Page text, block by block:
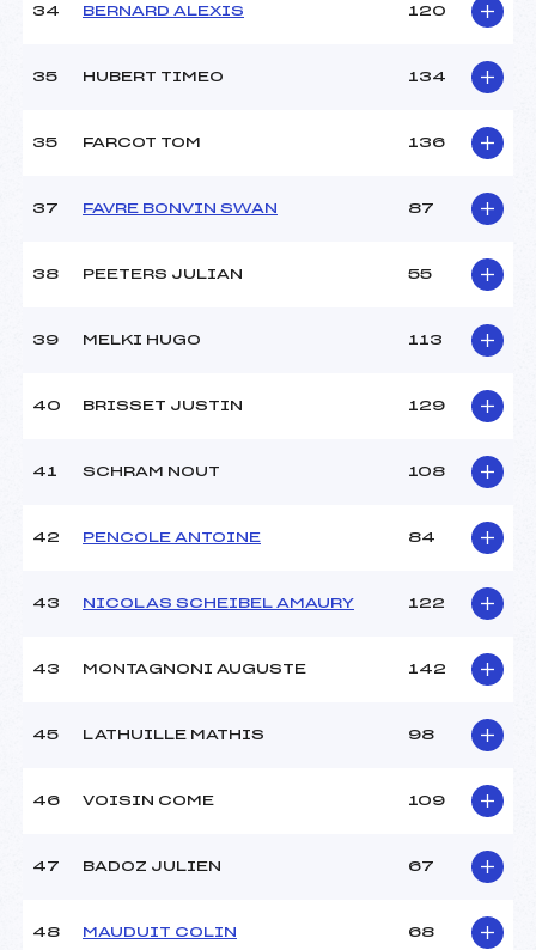
34 BERNARD ALEXIS 120
35 HUBERT TIMEO 134
35 FARCOT TOM 136
37 FAVRE BONVIN SWAN 87
38 PEETERS JULIAN 55
39 MELKI HUGO 113
40 BRISSET JUSTIN 129
41 SCHRAM NOUT 108
42 PENCOLE ANTOINE 84
43 NICOLAS SCHEIBEL AMAURY 122
43 MONTAGNONI AUGUSTE 142
45 LATHUILLE MATHIS 98
46 VOISIN COME 109
47 BADOZ JULIEN 67
48 MAUDUIT COLIN 68